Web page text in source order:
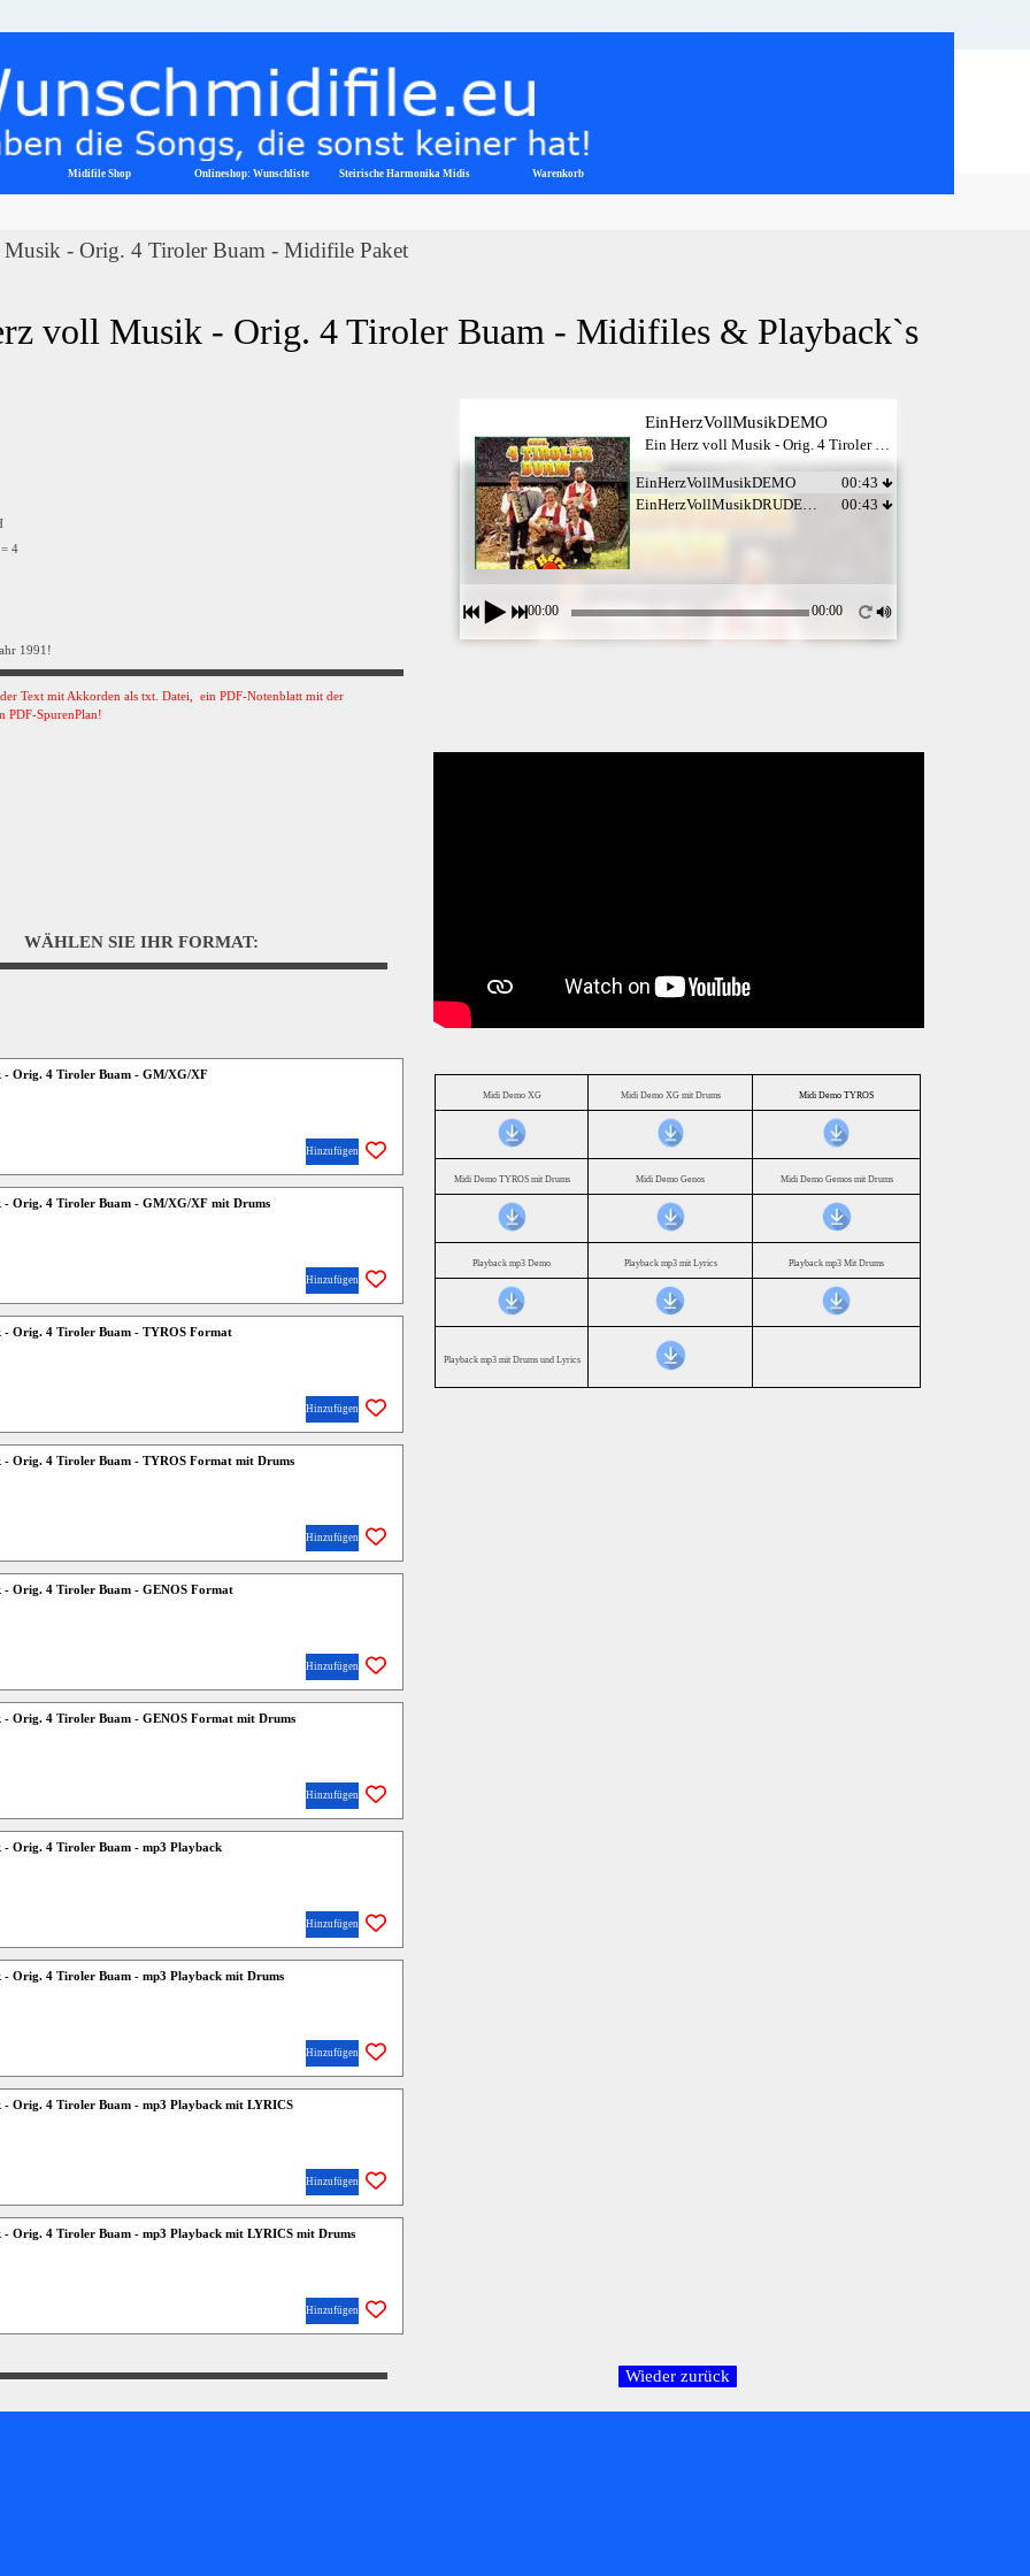
Menü überspringen
Midifile Shop ▼
Onlineshop: Wunschliste Steirische Harmonika Midis ▼
Warenkorb
- Orig. 4 Tiroler Buam - Midifile Paket
voll Musik - Orig. 4 Tiroler Buam - Midifiles & Playback`s
4
1991!
Text mit Akkorden als txt. Datei, ein PDF-Notenblatt mit der
PDF-SpurenPlan!
EinHerzVollMusikDEMO
Ein Herz voll Musik - Orig. 4 Tiroler Buam
EinHerzVollMusikDEMO
00:43
EinHerzVollMusikDRUDEMO
00:43
00:00 00:00
WÄHLEN SIE IHR FORMAT:
- Orig. 4 Tiroler Buam - GM/XG/XF
Hinzufügen
- Orig. 4 Tiroler Buam - GM/XG/XF mit Drums
Hinzufügen
- Orig. 4 Tiroler Buam - TYROS Format
Hinzufügen
- Orig. 4 Tiroler Buam - TYROS Format mit Drums
Hinzufügen
- Orig. 4 Tiroler Buam - GENOS Format
Hinzufügen
- Orig. 4 Tiroler Buam - GENOS Format mit Drums
Hinzufügen
- Orig. 4 Tiroler Buam - mp3 Playback
Hinzufügen
- Orig. 4 Tiroler Buam - mp3 Playback mit Drums
Hinzufügen
- Orig. 4 Tiroler Buam - mp3 Playback mit LYRICS
Hinzufügen
- Orig. 4 Tiroler Buam - mp3 Playback mit LYRICS mit Drums
Hinzufügen
Midi Demo XG Midi Demo XG mit Drums Midi Demo TYROS
Midi Demo TYROS mit Drums Midi Demo Genos Midi Demo Gemos mit Drums
Playback mp3 Demo Playback mp3 mit Lyrics Playback mp3 Mit Drums
Playback mp3 mit Drums und Lyrics